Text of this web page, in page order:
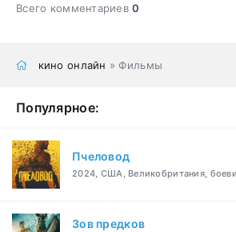
Всего комментариев0
кино онлайн » Фильмы
Популярное:
Пчеловод
2024, США, Великобритания,
Зов предков